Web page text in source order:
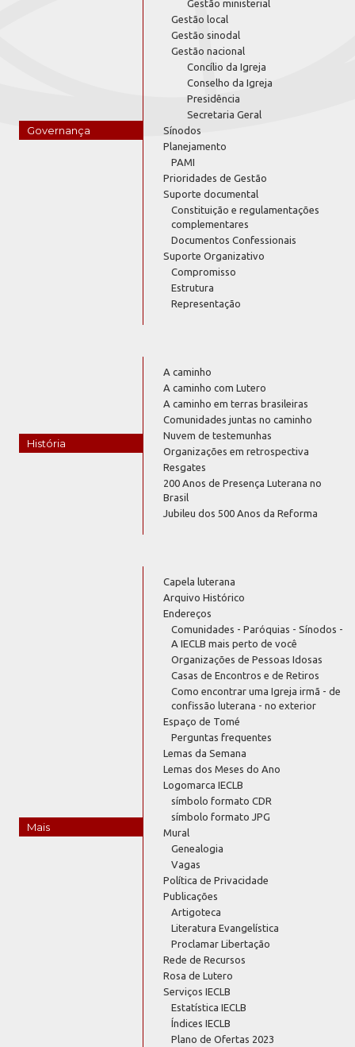
Governança
Gestão ministerial
Gestão local
Gestão sinodal
Gestão nacional
Concílio da Igreja
Conselho da Igreja
Presidência
Secretaria Geral
Sínodos
Planejamento
PAMI
Prioridades de Gestão
Suporte documental
Constituição e regulamentações
complementares
Documentos Confessionais
Suporte Organizativo
Compromisso
Estrutura
Representação
História
A caminho
A caminho com Lutero
A caminho em terras brasileiras
Comunidades juntas no caminho
Nuvem de testemunhas
Organizações em retrospectiva
Resgates
200 Anos de Presença Luterana no
Brasil
Jubileu dos 500 Anos da Reforma
Mais
Capela luterana
Arquivo Histórico
Endereços
Comunidades - Paróquias - Sínodos -
A IECLB mais perto de você
Organizações de Pessoas Idosas
Casas de Encontros e de Retiros
Como encontrar uma Igreja irmã - de
confissão luterana - no exterior
Espaço de Tomé
Perguntas frequentes
Lemas da Semana
Lemas dos Meses do Ano
Logomarca IECLB
símbolo formato CDR
símbolo formato JPG
Mural
Genealogia
Vagas
Política de Privacidade
Publicações
Artigoteca
Literatura Evangelística
Proclamar Libertação
Rede de Recursos
Rosa de Lutero
Serviços IECLB
Estatística IECLB
Índices IECLB
Plano de Ofertas 2023